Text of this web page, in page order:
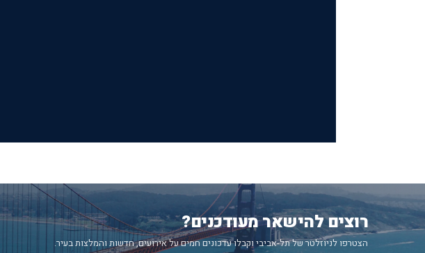
רוצים להישאר מעודכנים?
הצטרפו לניוזלטר של תל-אביבי וקבלו עדכונים חמים על אירועים, חדשות והמלצות בעיר.